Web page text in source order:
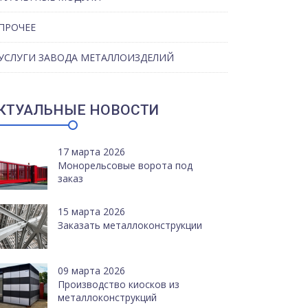
ЗАВОДА МЕТАЛЛОИЗДЕЛИЙ
НОВОСТИ
17 марта 2026
Монорельсовые ворота под
заказ
15 марта 2026
Заказать металлоконструкции
09 марта 2026
Производство киосков из
металлоконструкций